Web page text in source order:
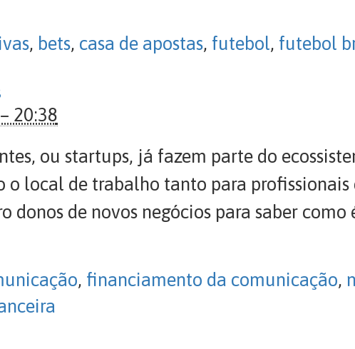
, bets, casa de apostas, futebol, futebol
20:38
ou startups, já fazem parte do
o local de trabalho tanto para
donos de novos negócios para saber
, financiamento da comunicação,